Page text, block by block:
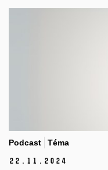
Podcast Téma
22. 11. 2024